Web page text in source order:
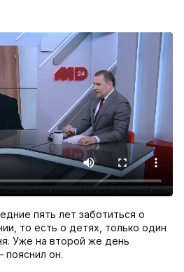
пять лет заботиться о
то есть о детях, только один
Уже на второй же день
он.